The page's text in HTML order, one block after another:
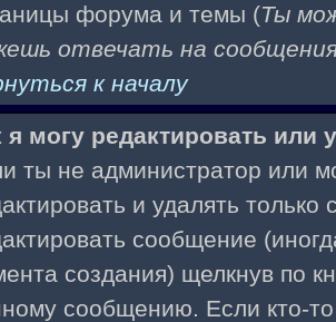
форума и темы (Ты
отвечать на
к началу
я могу редактировать или
ты не администратор или
и удалять
сообщение
создания) щелкнув по
сообщению. Если кто-